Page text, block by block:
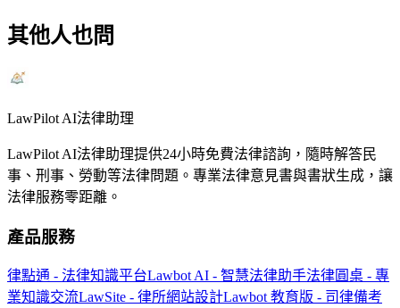
其他人也問
LawPilot AI法律助理
LawPilot AI法律助理提供24小時免費法律諮詢，隨時解答民
事、刑事、勞動等法律問題。專業法律意見書與書狀生成，讓
法律服務零距離。
產品服務
律點通 - 法律知識平台Lawbot AI - 智慧法律助手法律圓桌 - 專
業知識交流LawSite - 律所網站設計Lawbot 教育版 - 司律備考